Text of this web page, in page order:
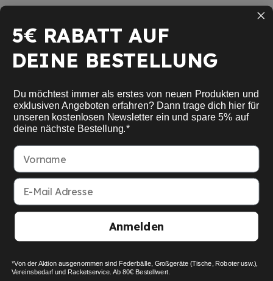
Squash
Pickleball
School sports
Service
Mon compte
American Express
Google PayMasterCard
Visa CardPaypalSEPA bank transfer
Apple Pay
© 2026 Racket Company OHG
5€ RABATT AUF
DEINE BESTELLUNG
Du möchtest immer als erstes von neuen Produkten und
exklusiven Angeboten erfahren? Dann trage dich hier für
unseren kostenlosen Newsletter ein und spare 5% auf
deine nächste Bestellung.*
Vorname
E-Mail Adresse
Anmelden
*Von der Aktion ausgenommen sind Federbälle, Großgeräte (Tische, Roboter usw.),
Vereinsbedarf und Racketservice. Ab 80€ Bestellwert.